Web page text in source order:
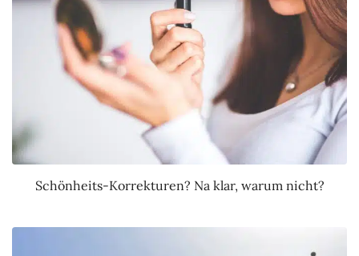
Schönheits-Korrekturen? Na klar, warum nicht?